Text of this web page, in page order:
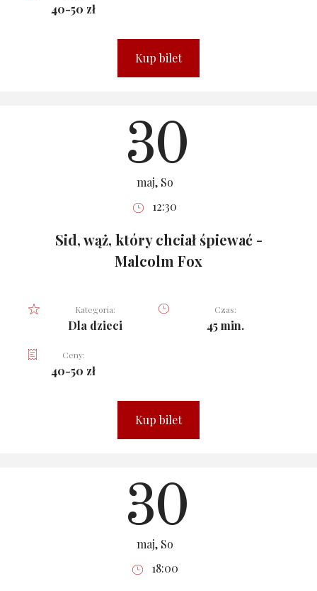
40-50 zł
Kup bilet
30
maj, So
12:30
Sid, wąż, który chciał śpiewać -
Malcolm Fox
Kategoria:
Dla dzieci
Czas:
45 min.
Ceny:
40-50 zł
Kup bilet
30
maj, So
18:00